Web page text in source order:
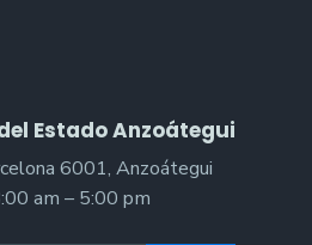
Estado Anzoátegui
6001, Anzoátegui
am – 5:00 pm